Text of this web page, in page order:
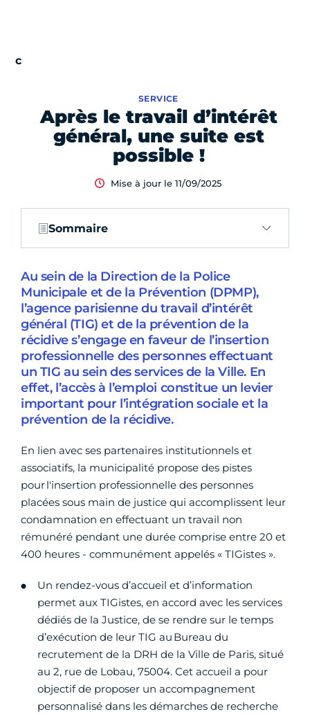
Après le travail d’intérêt
général, une suite est
possible !
SERVICE
Mise à jour le 11/09/2025
Sommaire
Au sein de la Direction de la Police
Municipale et de la Prévention (DPMP),
l’agence parisienne du travail d’intérêt
général (TIG) et de la prévention de la
récidive s’engage en faveur de l’insertion
professionnelle des personnes effectuant
un TIG au sein des services de la Ville. En
effet, l’accès à l’emploi constitue un levier
important pour l’intégration sociale et la
prévention de la récidive.
En lien avec ses partenaires institutionnels et
associatifs, la municipalité propose des pistes
pour l'insertion professionnelle des personnes
placées sous main de justice qui accomplissent leur
condamnation en effectuant un travail non
rémunéré pendant une durée comprise entre 20 et
400 heures - communément appelés « TIGistes ».
Un rendez-vous d’accueil et d’information
permet aux TIGistes, en accord avec les services
dédiés de la Justice, de se rendre sur le temps
d’exécution de leur TIG au Bureau du
recrutement de la DRH de la Ville de Paris, situé
au 2, rue de Lobau, 75004. Cet accueil a pour
objectif de proposer un accompagnement
personnalisé dans les démarches de recherche